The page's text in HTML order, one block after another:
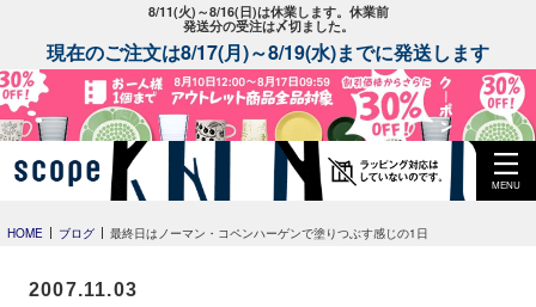
8/11(火)～8/16(日)は休業します。休業前
発送分の受注は〆切ました。
現在のご注文は8/17(月)～8/19(水)までに発送します
MENU
HOME ブログ 最終日はノーマン・コペンハーゲンで塗りつぶす感じの1日
2007.11.03